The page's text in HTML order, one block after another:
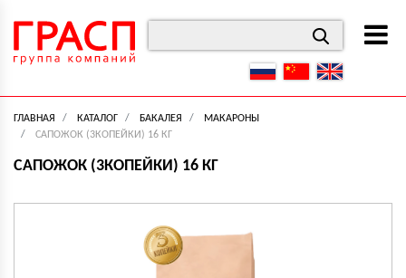
ГЛАВНАЯ КАТАЛОГ БАКАЛЕЯ
МАКАРОНЫ
САПОЖОК (3КОПЕЙКИ) 16 КГ
САПОЖОК (3КОПЕЙКИ) 16 КГ